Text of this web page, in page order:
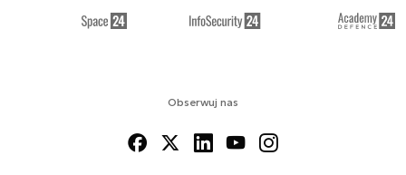
Obserwuj nas